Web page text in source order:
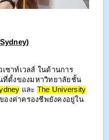
ซาท์เวลส์ ในด้านการ
ที่ตั้งของมหาวิทยาลัยชั้น
และ The University
องค่าครองชีพยังคงอยู่ใน